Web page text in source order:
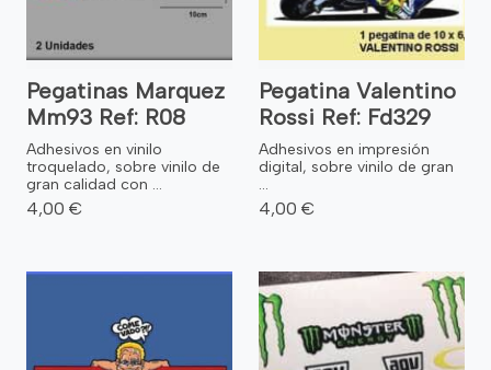
Pegatinas Marquez
Mm93 Ref: R08
Adhesivos en vinilo
troquelado, sobre vinilo de
gran calidad con ...
4,00 €
Pegatina Valentino
Rossi Ref: Fd329
Adhesivos en impresión
digital, sobre vinilo de gran
...
4,00 €